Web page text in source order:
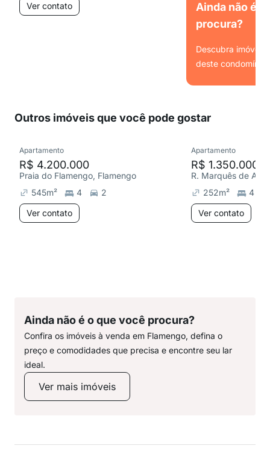
Ver contato
Ainda não é
procura?
Descubra imóveis
deste condomínio.
Outros imóveis que você pode gostar
Apartamento
R$ 4.200.000
Praia do Flamengo, Flamengo
545m² 4
2
Ver contato
Apartamento
R$ 1.350.000
R. Marquês de
252m²
4
Ver contato
Ainda não é o que você procura?
Confira os imóveis à venda em Flamengo, defina o
preço e comodidades que precisa e encontre seu lar
ideal.
Ver mais imóveis